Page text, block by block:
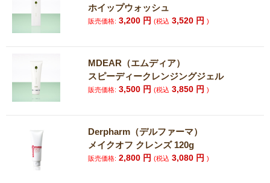
ホイップウォッシュ
販売価格: 3,200 円(税込 3,520 円)
MDEAR（エムディア）
スピーディークレンジングジェル
販売価格: 3,500 円(税込 3,850 円)
Derpharm（デルファーマ）
メイクオフ クレンズ 120g
販売価格: 2,800 円(税込 3,080 円)